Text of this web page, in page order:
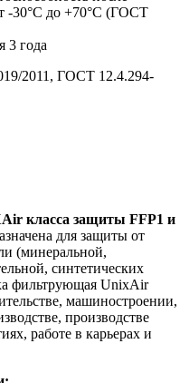
-30°C до +70°C (ГОСТ
3 года
2011, ГОСТ 12.4.294-
класса защиты FFP1 и
для защиты от
(минеральной,
синтетических
фильтрующая UnixAir
машиностроении,
производстве
работе в карьерах и